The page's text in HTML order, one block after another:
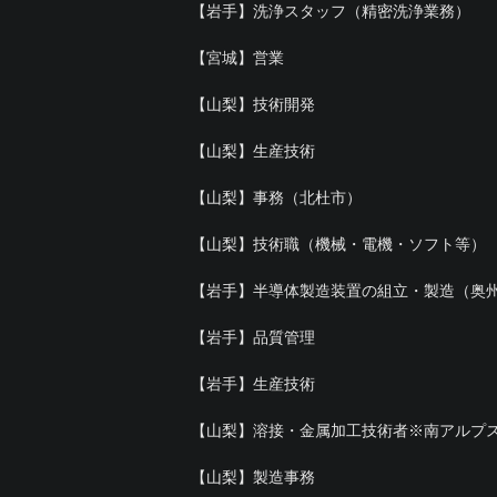
【岩手】洗浄スタッフ（精密洗浄業務）
【宮城】営業
【山梨】技術開発
【山梨】生産技術
【山梨】事務（北杜市）
【山梨】技術職（機械・電機・ソフト等）
【岩手】半導体製造装置の組立・製造（奥
【岩手】品質管理
【岩手】生産技術
【山梨】溶接・金属加工技術者※南アルプ
【山梨】製造事務